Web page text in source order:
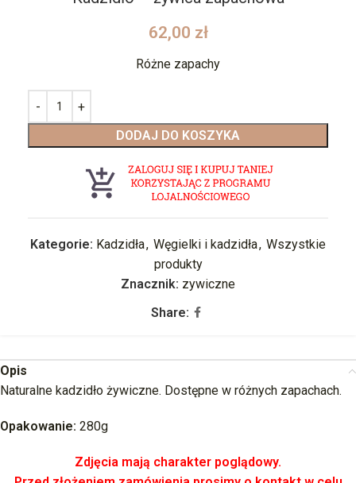
62,00 zł
Różne zapachy
DODAJ DO KOSZYKA
Kategorie: Kadzidła, Węgielki i kadzidła, Wszystkie
produkty
Znacznik: zywiczne
Share:
Opis
Naturalne kadzidło żywiczne. Dostępne w różnych zapachach.
Opakowanie: 280g
Zdjęcia mają charakter poglądowy.